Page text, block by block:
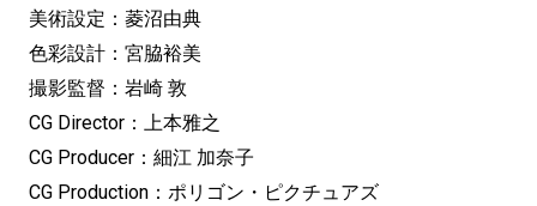
美術設定：菱沼由典
色彩設計：宮脇裕美
撮影監督：岩崎 敦
CG Director：上本雅之
CG Producer：細江 加奈子
CG Production：ポリゴン・ピクチュアズ